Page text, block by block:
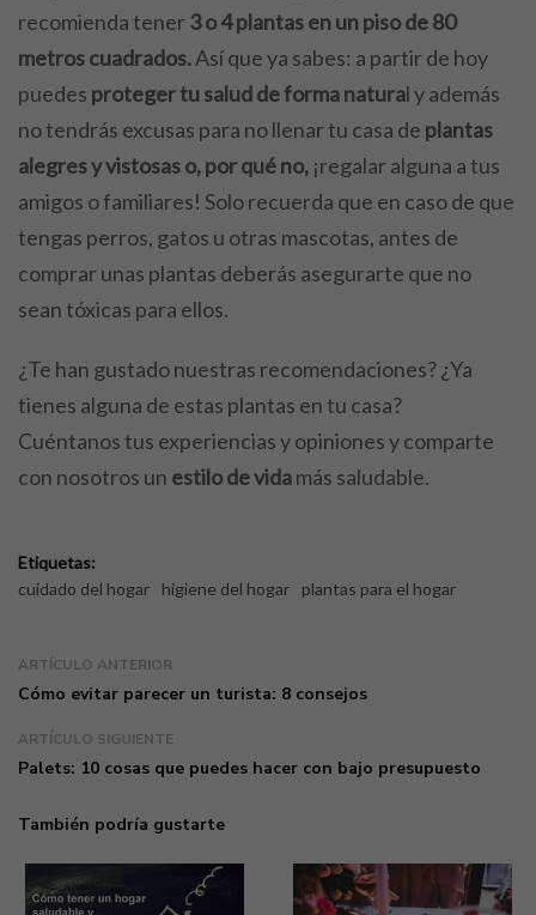
recomienda tener3 o 4 plantas en un piso de 80
metros cuadrados.Así que ya sabes: a partir de hoy
puedes proteger tu salud de forma natural y además
no tendrás excusas para no llenar tu casa de plantas
alegres y vistosas o, por qué no, ¡regalar alguna a tus
amigos o familiares! Solo recuerda que en caso de que
tengas perros, gatos u otras mascotas, antes de
comprar unas plantas deberás asegurarte que no
sean tóxicas para ellos.
¿Te han gustado nuestras recomendaciones? ¿Ya
tienes alguna de estas plantas en tu casa?
Cuéntanos tus experiencias y opiniones y comparte
con nosotros un estilo de vidamás saludable.
Etiquetas:
cuidado del hogar
higiene del hogar plantas para el hogar
ARTÍCULO ANTERIOR
Cómo evitar parecer un turista: 8 consejos
ARTÍCULO SIGUIENTE
Palets: 10 cosas que puedes hacer con bajo presupuesto
También podría gustarte